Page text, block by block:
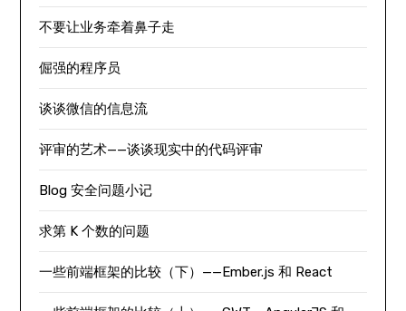
不要让业务牵着鼻子走
倔强的程序员
谈谈微信的信息流
评审的艺术——谈谈现实中的代码评审
Blog 安全问题小记
求第 K 个数的问题
一些前端框架的比较（下）——Ember.js 和 React